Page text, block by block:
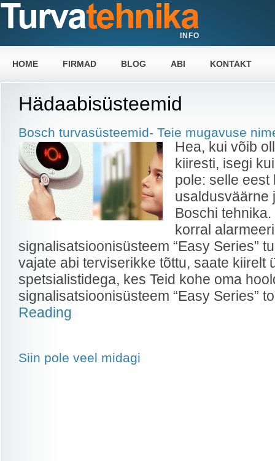
INFO
HOME FIRMAD BLOG ABI KONTAKT
Hädaabisüsteemid
Bosch turvasüsteemid- Teie mugavuse
Hea, kui võib
kiiresti, isegi
pole: selle eest
usaldusväärne
Boschi
korral
signalisatsioonisüsteem “Easy Series”
vajate abi terviserikke tõttu, saate kiirelt
spetsialistidega, kes Teid kohe oma
signalisatsioonisüsteem “Easy Series”
Reading
Siin pole veel midagi